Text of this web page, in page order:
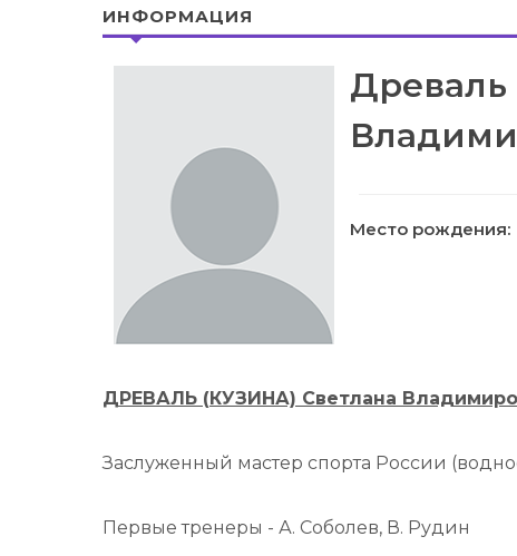
ИНФОРМАЦИЯ
Древаль
Место рождения:
ДРЕВАЛЬ (КУЗИНА) Светлана
Заслуженный мастер спорта России
Первые тренеры - А. Соболев, В. Рудин